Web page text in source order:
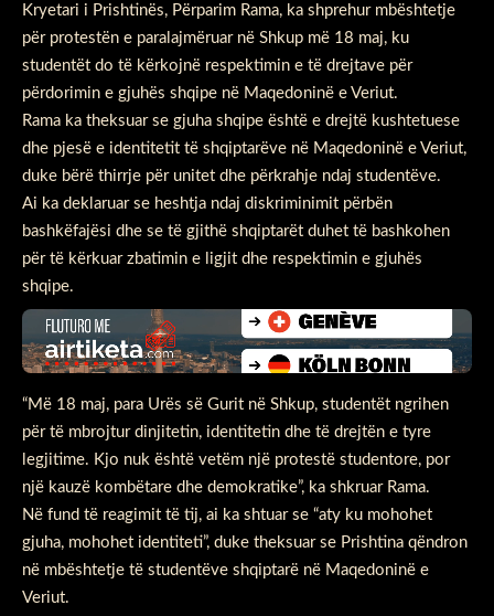
Kryetari i Prishtinës, Përparim Rama, ka shprehur mbështetje
për protestën e paralajmëruar në Shkup më 18 maj, ku
studentët do të kërkojnë respektimin e të drejtave për
përdorimin e gjuhës shqipe në Maqedoninë e Veriut.
Rama ka theksuar se gjuha shqipe është e drejtë kushtetuese
dhe pjesë e identitetit të shqiptarëve në Maqedoninë e Veriut,
duke bërë thirrje për unitet dhe përkrahje ndaj studentëve.
Ai ka deklaruar se heshtja ndaj diskriminimit përbën
bashkëfajësi dhe se të gjithë shqiptarët duhet të bashkohen
për të kërkuar zbatimin e ligjit dhe respektimin e gjuhës
shqipe.
“Më 18 maj, para Urës së Gurit në Shkup, studentët ngrihen
për të mbrojtur dinjitetin, identitetin dhe të drejtën e tyre
legjitime. Kjo nuk është vetëm një protestë studentore, por
një kauzë kombëtare dhe demokratike”, ka shkruar Rama.
Në fund të reagimit të tij, ai ka shtuar se “aty ku mohohet
gjuha, mohohet identiteti”, duke theksuar se Prishtina qëndron
në mbështetje të studentëve shqiptarë në Maqedoninë e
Veriut.